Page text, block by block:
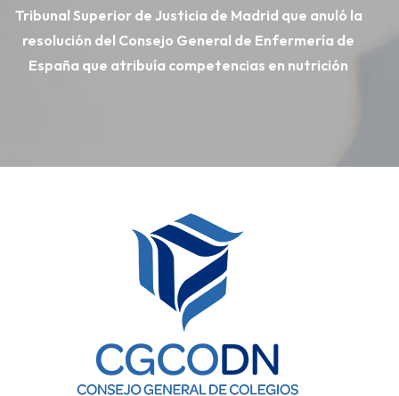
Tribunal Superior de Justicia de Madrid que anuló la
resolución del Consejo General de Enfermería de
España que atribuía competencias en nutrición